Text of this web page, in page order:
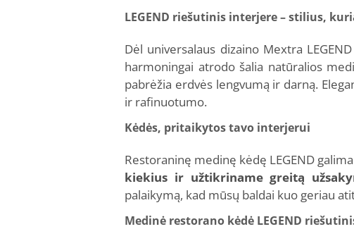
LEGEND riešutinis interjere – stilius,
Dėl universalaus dizaino Mextra
harmoningai atrodo šalia natūralios
pabrėžia erdvės lengvumą ir darną.
ir rafinuotumo.
Kėdės, pritaikytos tavo interjerui
Restoraninę medinę kėdę LEGEND
kiekius ir užtikriname greitą
palaikymą, kad mūsų baldai kuo geriau
Medinė restorano kėdė LEGEND